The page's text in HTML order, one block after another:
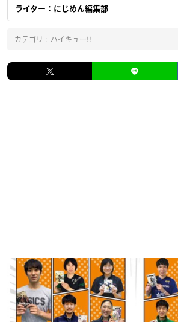
ライター：にじめん編集部
カテゴリ : ハイキュー!!